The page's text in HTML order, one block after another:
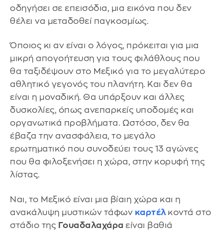
οδηγήσει σε επεισόδια, μια εικόνα που δεν
θέλει να μεταδοθεί παγκοσμίως.
Όποιος κι αν είναι ο λόγος, πρόκειται για μια
μικρή απογοήτευση για τους φιλάθλους που
θα ταξιδέψουν στο Μεξικό για το μεγαλύτερο
αθλητικό γεγονός του πλανήτη. Και δεν θα
είναι η μοναδική. Θα υπάρξουν και άλλες
δυσκολίες, όπως ανεπαρκείς υποδομές και
οργανωτικά προβλήματα. Ωστόσο, δεν θα
έβαζα την ανασφάλεια, το μεγάλο
ερωτηματικό που συνοδεύει τους 13 αγώνες
που θα φιλοξενήσει η χώρα, στην κορυφή της
λίστας.
Ναι, το Μεξικό είναι μια βίαιη χώρα και η
ανακάλυψη μυστικών τάφων καρτέλ κοντά στο
στάδιο της Γουαδαλαχάρα είναι βαθιά